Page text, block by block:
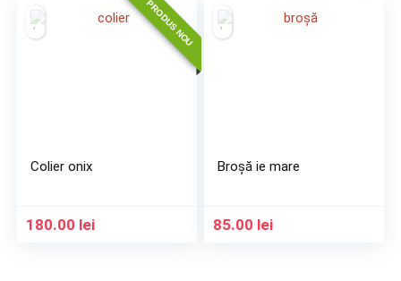
120.00 lei.PRODUS NOU
Colier onix
180.00 lei
Broșă ie mare
85.00 lei